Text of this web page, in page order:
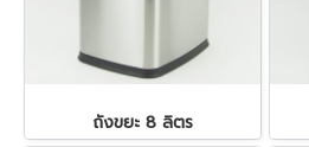
ถังขยะ 8 ลิตร